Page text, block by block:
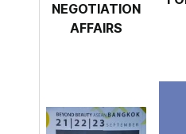
NEGOTIATION
AFFAIRS